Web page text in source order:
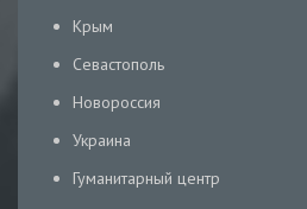
Крым
Севастополь
Новороссия
Украина
Гуманитарный центр